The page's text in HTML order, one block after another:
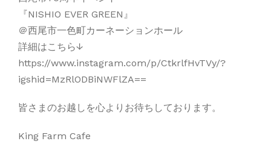
『NISHIO EVER GREEN』
＠西尾市一色町カーネーションホール
詳細はこちら↓
https://www.instagram.com/p/CtkrlfHvTVy/?
igshid=MzRlODBiNWFlZA==
皆さまのお越しを心よりお待ちしております。
King Farm Cafe